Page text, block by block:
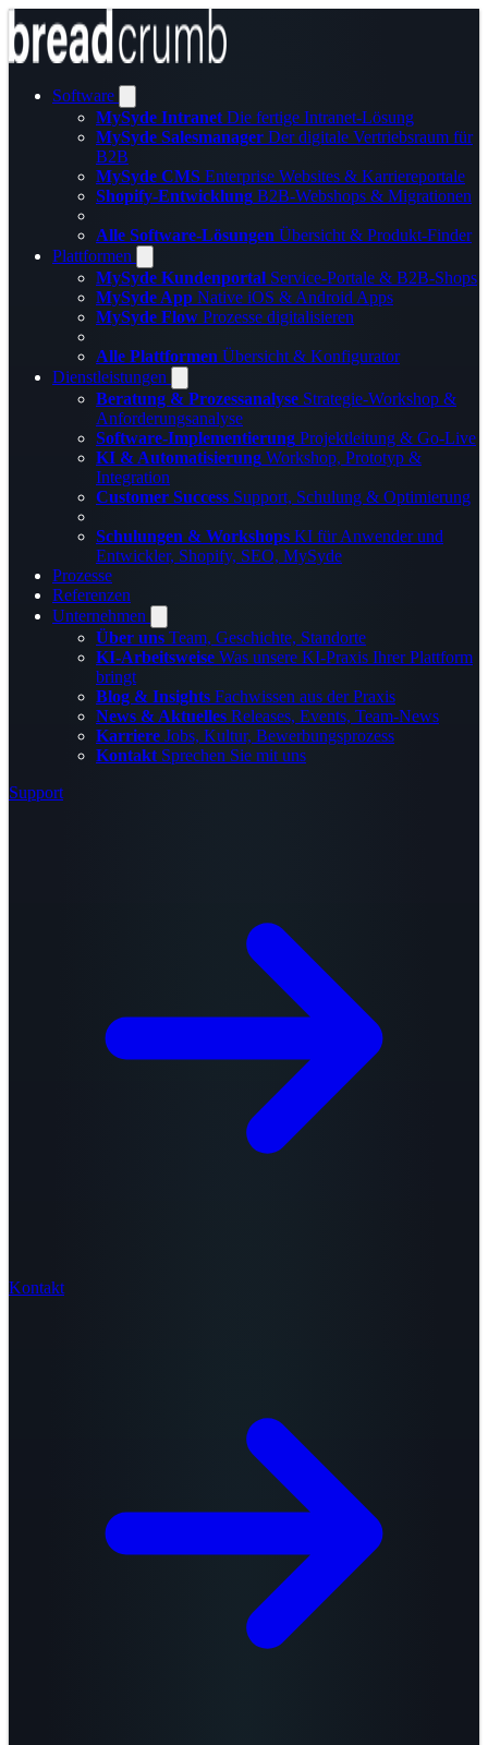
Software
MySyde Intranet Die fertige Intranet-Lösung
MySyde Salesmanager Der digitale Vertriebsraum für
B2B
MySyde CMS Enterprise Websites & Karriereportale
Shopify-Entwicklung B2B-Webshops & Migrationen
Alle Software-Lösungen Übersicht & Produkt-Finder
Plattformen
MySyde Kundenportal Service-Portale & B2B-Shops
MySyde App Native iOS & Android Apps
MySyde Flow Prozesse digitalisieren
Alle Plattformen Übersicht & Konfigurator
Dienstleistungen
Beratung & Prozessanalyse Strategie-Workshop &
Anforderungsanalyse
Software-Implementierung Projektleitung & Go-Live
KI & Automatisierung Workshop, Prototyp &
Integration
Customer Success Support, Schulung & Optimierung
Schulungen & Workshops KI für Anwender und
Entwickler, Shopify, SEO, MySyde
Prozesse
Referenzen
Unternehmen
Über uns Team, Geschichte, Standorte
KI-Arbeitsweise Was unsere KI-Praxis Ihrer Plattform
bringt
Blog & Insights Fachwissen aus der Praxis
News & Aktuelles Releases, Events, Team-News
Karriere Jobs, Kultur, Bewerbungsprozess
Kontakt Sprechen Sie mit uns
Support
Kontakt